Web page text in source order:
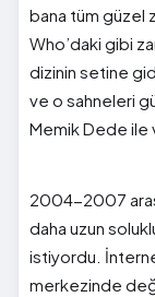
bana tüm güzel
Who’daki gibi
dizinin setine
ve o sahneleri
Memik Dede ile
2004-2007
daha uzun
istiyordu.
merkezinde